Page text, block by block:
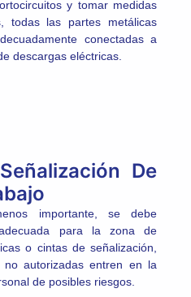
y tomar medidas
todas las partes metálicas
conectadas a
descargas eléctricas.
De
importante, se debe
para la zona de
o cintas de señalización,
autorizadas entren en la
de posibles riesgos.